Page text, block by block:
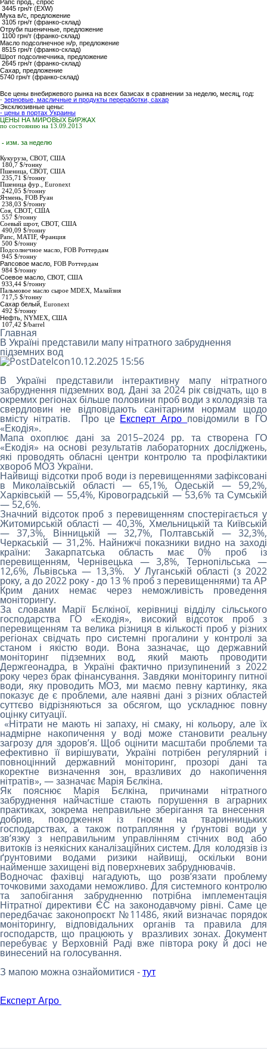
, спрос
3445 грн/т (EXW)
Мука в/с, предложение
3105 грн/т (франко-склад)
Отруби пшеничные , предложение
1100 грн/т (франко-склад)
Масло подсолнечное н/р , предложение
8515 грн/т (франко-склад)
Шрот подсолнечника , предложение
2645 грн/т (франко-склад)
Сахар, предложение
5740 грн/т (франко-склад)
Все цены внебиржевого рынка на всех базисах в сравнении за неделю, месяц, год:
- зерновые, масличные и продукты переработки, сахар
Эксклюзивные цены:
- цены в портах Украины
ЦЕНЫ НА МИРОВЫХ БИРЖАХ
по состоянию на 13.09.2013
- изм. за неделю
Кукуруза, СВОТ, США
180,7 $/тонну
Пшеница, СВОТ, США
235,71 $/тонну
Пшеница фур.,
Euronext
242,05 $/тонну
Ячмень, FOB Руан
238,03 $/тонну
Соя, СВОТ, США
557 $/тонну
Соевый шрот, СВОТ, США
490,09 $/тонну
Рапс , MATIF, Франция
500 $/тонну
Подсолнечное масло FOB Роттердам
945 $/тонну
Рапсовое масло FOB Роттердам
984 $/тонну
Соевое масло СВОТ, США
933,44 $/тонну
Пальмовое масло сырое МDEX , Малайзия
717,5 $/тонну
Сахар белый Euronext
492 $/тонну
Нефть , NYMEX, США
107,42 $/barrel
Главная
В Україні представили мапу нітратного забруднення
підземних вод
10.12.2025 15:56
В Україні представили інтерактивну мапу нітратного
забруднення підземних вод. Дані за 2024 рік свідчать, що в
окремих регіонах більше половини проб води з колодязів та
свердловин не відповідають санітарним нормам щодо
вмісту нітратів. Про це Експерт Агро повідомили в ГО
«Екодія».
Мапа охоплює дані за 2015–2024 рр. та створена ГО
«Екодія» на основі результатів лабораторних досліджень,
які проводять обласні центри контролю та профілактики
хвороб МОЗ України.
Найвищі відсотки проб води із перевищеннями зафіксовані
в Миколаївській області — 65,1%, Одеській — 59,2%,
Харківській — 55,4%, Кіровоградській — 53,6% та Сумській
— 52,6%.
Значний відсоток проб з перевищенням спостерігається у
Житомирській області — 40,3%, Хмельницькій та Київській
— 37,3%, Вінницькій — 32,7%, Полтавській — 32,3%,
Черкаській — 31,2%. Найнижчі показники видно на заході
країни: Закарпатська область має 0% проб із
перевищенням, Чернівецька — 3,8%, Тернопільська —
12,6%, Львівська — 13,3%. У Луганській області (з 2022
року, а до 2022 року - до 13 % проб з перевищеннями) та АР
Крим даних немає через неможливість проведення
моніторингу.
За словами Марії Бєлкіної, керівниці відділу сільського
господарства ГО «Екодія», високий відсоток проб з
перевищенням та велика різниця в кількості проб у різних
регіонах свідчать про системні прогалини у контролі за
станом і якістю води. Вона зазначає, що державний
моніторинг підземних вод, який мають проводити
Держгеонадра, в Україні фактично призупинений з 2022
року через брак фінансування. Завдяки моніторингу питної
води, яку проводить МОЗ, ми маємо певну картинку, яка
показує де є проблеми, але наявні дані з різних областей
суттєво відрізняються за обсягом, що ускладнює повну
оцінку ситуації.
«Нітрати не мають ні запаху, ні смаку, ні кольору, але їх
надмірне накопичення у воді може становити реальну
загрозу для здоров’я. Щоб оцінити масштаби проблеми та
ефективно її вирішувати, Україні потрібен регулярний і
повноцінний державний моніторинг, прозорі дані та
коректне визначення зон, вразливих до накопичення
нітратів», — зазначає Марія Бєлкіна.
Як пояснює Марія Бєлкіна, причинами нітратного
забруднення найчастіше стають порушення в аграрних
практиках, зокрема неправильне зберігання та внесення
добрив, поводження із гноєм на тваринницьких
господарствах, а також потрапляння у ґрунтові води у
зв’язку з неправильним управлінням стічних вод або
витоків із неякісних каналізаційних систем. Для колодязів із
ґрунтовими водами ризики найвищі, оскільки вони
найменше захищені від поверхневих забруднювачів.
Водночас фахівці нагадують, що розв’язати проблему
точковими заходами неможливо. Для системного контролю
та запобігання забрудненню потрібна імплементація
Нітратної директиви ЄС на законодавчому рівні. Саме це
передбачає законопроєкт №11486, який визначає порядок
моніторингу, відповідальних органів та правила для
господарств, що працюють у вразливих зонах. Документ
перебуває у Верховній Раді вже півтора року й досі не
винесений на голосування.
З мапою можна ознайомитися -тут
Експерт Агро